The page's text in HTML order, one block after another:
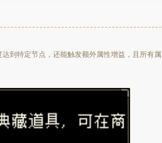
到特定节点，还能触发额外属性增益，且所有属